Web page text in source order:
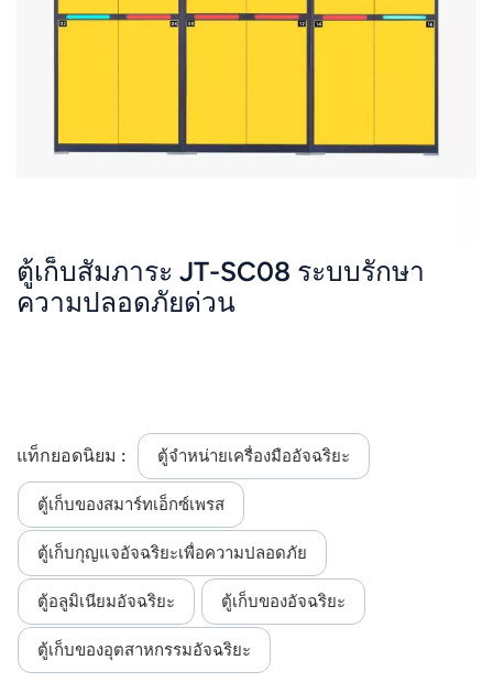
ตู้เก็บสัมภาระ JT-SC08 ระบบรักษา
ความปลอดภัยด่วน
แท็กยอดนิยม : ตู้จำหน่ายเครื่องมืออัจฉริยะ
ตู้เก็บของสมาร์ทเอ็กซ์เพรส
ตู้เก็บกุญแจอัจฉริยะเพื่อความปลอดภัย
ตู้อลูมิเนียมอัจฉริยะ ตู้เก็บของอัจฉริยะ
ตู้เก็บของอุตสาหกรรมอัจฉริยะ